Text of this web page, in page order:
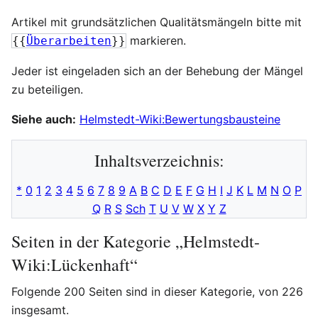
Artikel mit grundsätzlichen Qualitätsmängeln bitte mit
{{Überarbeiten}} markieren.
Jeder ist eingeladen sich an der Behebung der Mängel
zu beteiligen.
Siehe auch: Helmstedt-Wiki:Bewertungsbausteine
Inhaltsverzeichnis:
* 0 1 2 3 4 5 6 7 8 9 A B C D E F G H I J K L M N O P
Q R S Sch T U V W X Y Z
Seiten in der Kategorie „Helmstedt-
Wiki:Lückenhaft“
Folgende 200 Seiten sind in dieser Kategorie, von 226
insgesamt.